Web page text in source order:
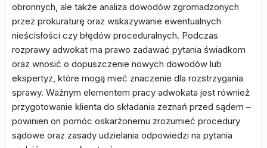
obronnych, ale także analiza dowodów zgromadzonych
przez prokuraturę oraz wskazywanie ewentualnych
nieścisłości czy błędów proceduralnych. Podczas
rozprawy adwokat ma prawo zadawać pytania świadkom
oraz wnosić o dopuszczenie nowych dowodów lub
ekspertyz, które mogą mieć znaczenie dla rozstrzygania
sprawy. Ważnym elementem pracy adwokata jest również
przygotowanie klienta do składania zeznań przed sądem –
powinien on pomóc oskarżonemu zrozumieć procedury
sądowe oraz zasady udzielania odpowiedzi na pytania